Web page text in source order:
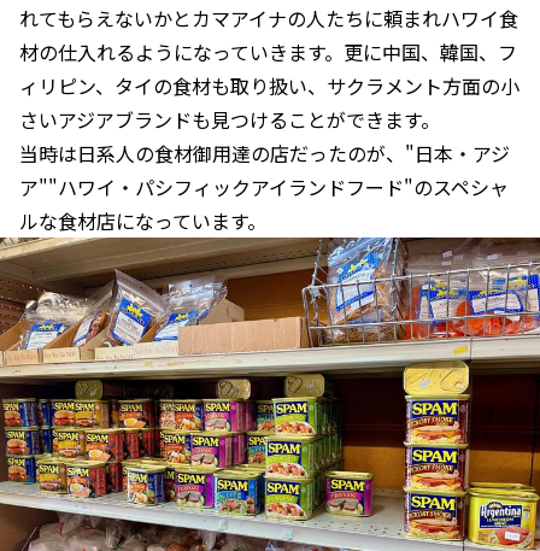
れてもらえないかとカマアイナの人たちに頼まれハワイ食
材の仕入れるようになっていきます。更に中国、韓国、フ
ィリピン、タイの食材も取り扱い、サクラメント方面の小
さいアジアブランドも見つけることができます。
当時は日系人の食材御用達の店だったのが、"日本・アジ
ア""ハワイ・パシフィックアイランドフード"のスペシャ
ルな食材店になっています。